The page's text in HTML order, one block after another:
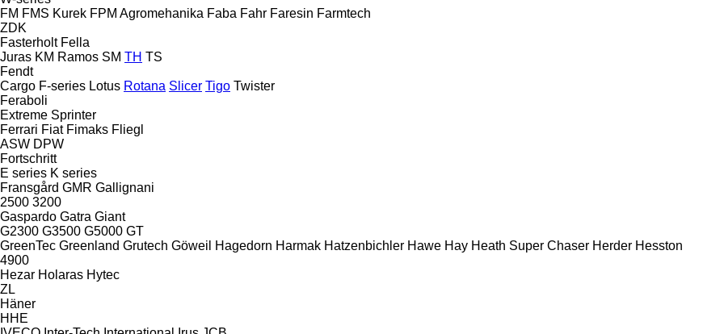
FM FMS Kurek FPM Agromehanika Faba Fahr Faresin Farmtech
ZDK
Fasterholt Fella
Juras KM Ramos SM TH TS
Fendt
Cargo F-series Lotus Rotana Slicer Tigo Twister
Feraboli
Extreme Sprinter
Ferrari Fiat Fimaks Fliegl
ASW DPW
Fortschritt
E series K series
Fransgård GMR Gallignani
2500 3200
Gaspardo Gatra Giant
G2300 G3500 G5000 GT
GreenTec Greenland Grutech Göweil Hagedorn Harmak Hatzenbichler Hawe Hay Heath Super Chaser Herder Hesston
4900
Hezar Holaras Hytec
ZL
Häner
HHE